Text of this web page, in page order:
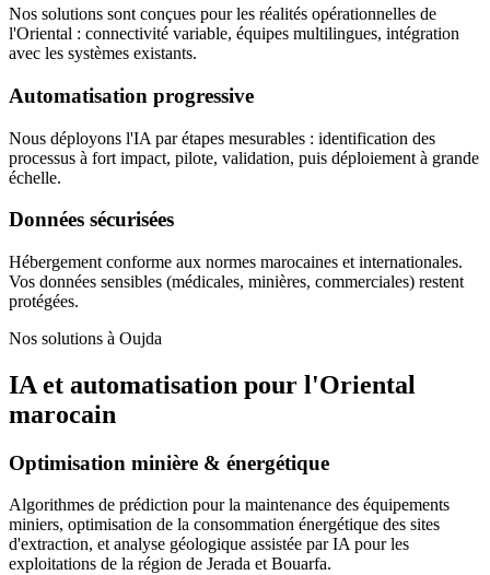
Nos solutions sont conçues pour les réalités opérationnelles de
l'Oriental : connectivité variable, équipes multilingues, intégration
avec les systèmes existants.
Automatisation progressive
Nous déployons l'IA par étapes mesurables : identification des
processus à fort impact, pilote, validation, puis déploiement à grande
échelle.
Données sécurisées
Hébergement conforme aux normes marocaines et internationales.
Vos données sensibles (médicales, minières, commerciales) restent
protégées.
Nos solutions à Oujda
IA et automatisation pour l'Oriental
marocain
Optimisation minière & énergétique
Algorithmes de prédiction pour la maintenance des équipements
miniers, optimisation de la consommation énergétique des sites
d'extraction, et analyse géologique assistée par IA pour les
exploitations de la région de Jerada et Bouarfa.